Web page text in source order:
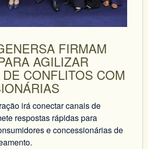
FIRMAM
AGILIZAR
CONFLITOS COM
irá conectar canais de
respostas rápidas para
e concessionárias de